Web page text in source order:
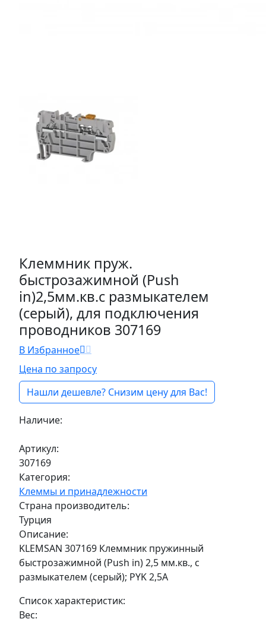
Клеммник пруж.
быстрозажимной (Push
in)2,5мм.кв.с размыкателем
(серый), для подключения
проводников 307169
В Избранное
Цена по запросу
Нашли дешевле? Снизим цену для Вас!
Наличие:
Артикул:
307169
Категория:
Клеммы и принадлежности
Страна производитель:
Турция
Описание:
KLEMSAN 307169 Клеммник пружинный
быстрозажимной (Push in) 2,5 мм.кв., с
размыкателем (серый); PYK 2,5A
Список характеристик:
Вес: